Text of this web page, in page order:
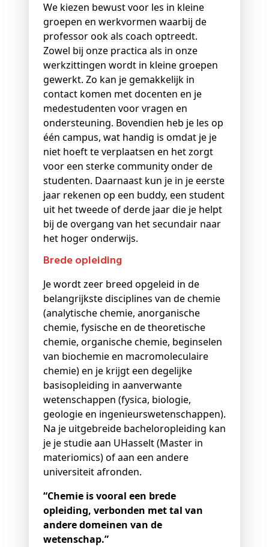
We kiezen bewust voor les in kleine
groepen en werkvormen waarbij de
professor ook als coach optreedt.
Zowel bij onze practica als in onze
werkzittingen wordt in kleine groepen
gewerkt. Zo kan je gemakkelijk in
contact komen met docenten en je
medestudenten voor vragen en
ondersteuning. Bovendien heb je les op
één campus, wat handig is omdat je je
niet hoeft te verplaatsen en het zorgt
voor een sterke community onder de
studenten. Daarnaast kun je in je eerste
jaar rekenen op een buddy, een student
uit het tweede of derde jaar die je helpt
bij de overgang van het secundair naar
het hoger onderwijs.
Brede opleiding
Je wordt zeer breed opgeleid in de
belangrijkste disciplines van de chemie
(analytische chemie, anorganische
chemie, fysische en de theoretische
chemie, organische chemie, beginselen
van biochemie en macromoleculaire
chemie) en je krijgt een degelijke
basisopleiding in aanverwante
wetenschappen (fysica, biologie,
geologie en ingenieurswetenschappen).
Na je uitgebreide bacheloropleiding kan
je je studie aan UHasselt (Master in
materiomics) of aan een andere
universiteit afronden.
“Chemie is vooral een brede
opleiding, verbonden met tal van
andere domeinen van de
wetenschap.”